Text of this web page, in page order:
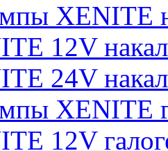
XENITE
12V
24V
XENITE
12V